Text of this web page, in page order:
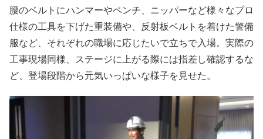
腰のベルトにハンマーやペンチ、ニッパーなど様々なプロ
仕様の工具を下げた重装備や、反射板ベルトを着けた警備
服など、それぞれの職場に応じたいで立ちで入場。実際の
工事現場同様、ステージに上がる際には指差し確認するな
ど、登場段階から元気いっぱいな様子を見せた。